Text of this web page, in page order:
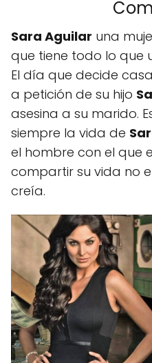
Sara Aguilar una
que tiene todo lo que
El día que decide
a petición de su hijo
asesina a su marido.
siempre la vida de
el hombre con el que
compartir su vida no
creía.